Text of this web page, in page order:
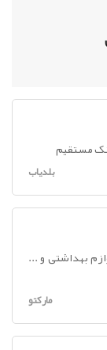
بلدیاب
بهداشتی و ...
مارکتو